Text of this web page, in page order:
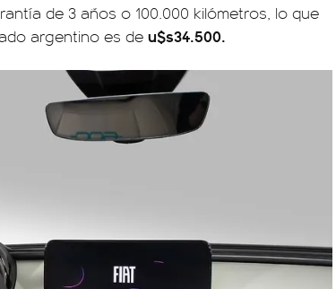
de 3 años o 100.000 kilómetros, lo que
argentino es de u$s34.500.